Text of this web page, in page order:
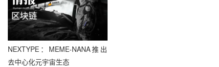
NEXTYPE：MEME-NANA推出
去中心化元宇宙生态